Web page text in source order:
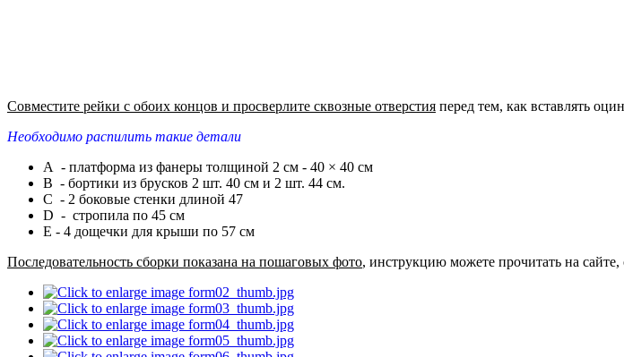
Совместите рейки с обоих концов и просверлите сквозные отверстия перед тем, как вставлять
Необходимо распилить такие детали
A - платформа из фанеры толщиной 2 см - 40 × 40 см
B - бортики из брусков 2 шт. 40 см и 2 шт. 44 см.
C - 2 боковые стенки длиной 47
D - стропила по 45 см
E - 4 дощечки для крыши по 57 см
Последовательность сборки показана на пошаговых фото, инструкцию можете прочитать на